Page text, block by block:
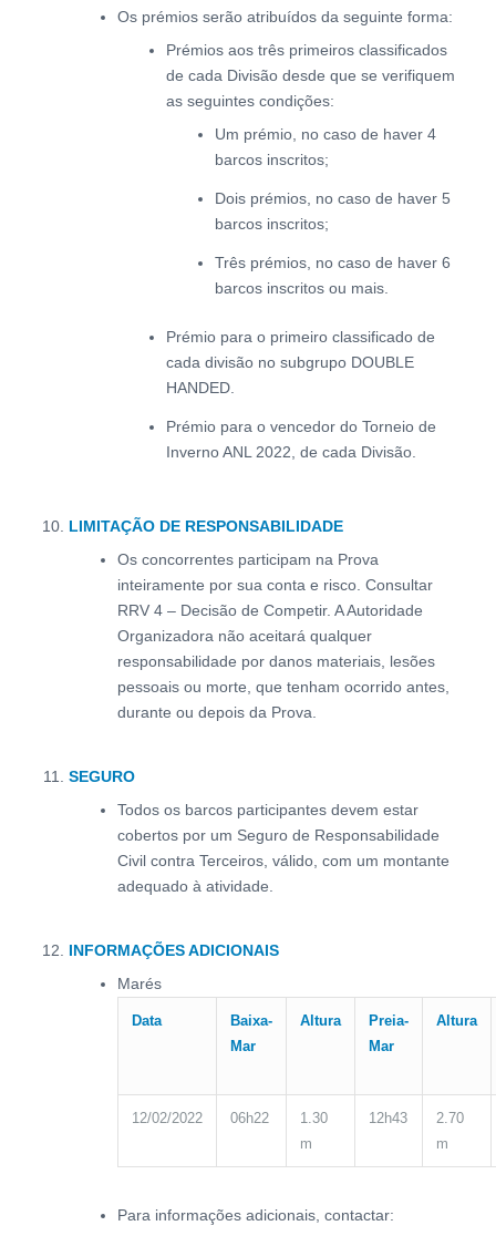
Os prémios serão atribuídos da seguinte forma:
Prémios aos três primeiros classificados
de cada Divisão desde que se verifiquem
as seguintes condições:
Um prémio, no caso de haver 4
barcos inscritos;
Dois prémios, no caso de haver 5
barcos inscritos;
Três prémios, no caso de haver 6
barcos inscritos ou mais.
Prémio para o primeiro classificado de
cada divisão no subgrupo DOUBLE
HANDED.
Prémio para o vencedor do Torneio de
Inverno ANL 2022, de cada Divisão.
LIMITAÇÃO DE RESPONSABILIDADE
Os concorrentes participam na Prova
inteiramente por sua conta e risco. Consultar
RRV 4 – Decisão de Competir. A Autoridade
Organizadora não aceitará qualquer
responsabilidade por danos materiais, lesões
pessoais ou morte, que tenham ocorrido antes,
durante ou depois da Prova.
SEGURO
Todos os barcos participantes devem estar
cobertos por um Seguro de Responsabilidade
Civil contra Terceiros, válido, com um montante
adequado à atividade.
INFORMAÇÕES ADICIONAIS
Marés
Data
Baixa-
Mar
Altura
Preia-
Mar
Altura
12/02/2022 06h22
1.30
m
12h43
2.70
m
Para informações adicionais, contactar: